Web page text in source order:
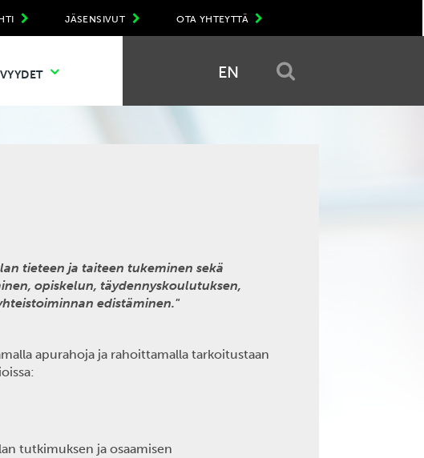
OTA YHTEYTTÄ
JÄSENSIVUT
EN
tieteen ja taiteen tukeminen sekä
opiskelun, täydennyskoulutuksen,
edistäminen."
apurahoja ja rahoittamalla tarkoitustaan
tutkimuksen ja osaamisen